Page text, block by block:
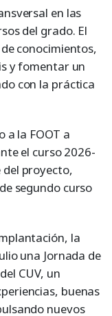
en las
del grado. El
conocimientos,
y fomentar un
con la práctica
a la FOOT a
el curso 2026-
del proyecto,
segundo curso
la
una Jornada de
CUV, un
buenas
nuevos